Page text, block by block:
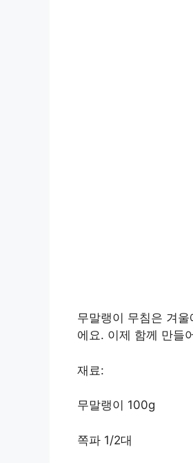
무말랭이 무침은 겨
에요. 이제 함께 만들
재료:
무말랭이 100g
쪽파 1/2대